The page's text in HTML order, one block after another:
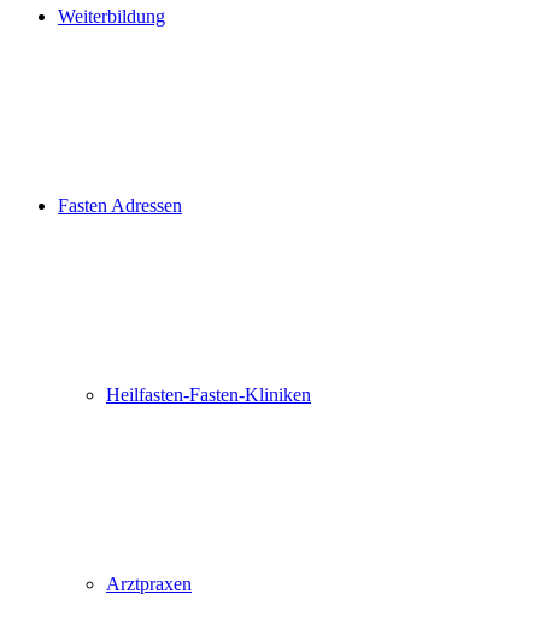
Weiterbildung
Fasten Adressen
Heilfasten-Fasten-Kliniken
Arztpraxen